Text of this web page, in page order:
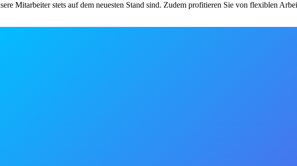
Mitarbeiter stets auf dem neuesten Stand sind. Zudem profitieren Sie von flexiblen